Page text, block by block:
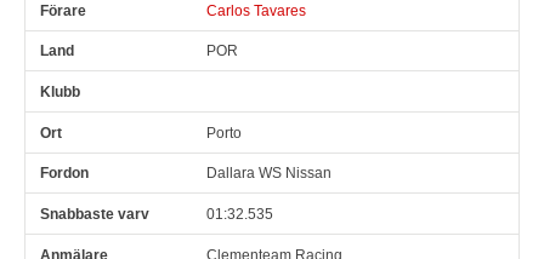
Carlos Tavares
POR
Porto
Dallara WS Nissan
01:32.535
Clementeam Racing